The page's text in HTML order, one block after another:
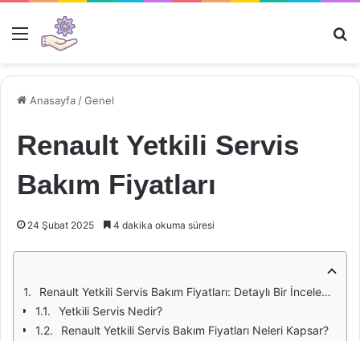
Menü
Anasayfa /Genel
Renault Yetkili Servis
Bakım Fiyatları
24 Şubat 2025 4 dakika okuma süresi
Renault Yetkili Servis Bakım Fiyatları: Detaylı Bir İnceleme
Yetkili Servis Nedir?
Renault Yetkili Servis Bakım Fiyatları Neleri Kapsar?